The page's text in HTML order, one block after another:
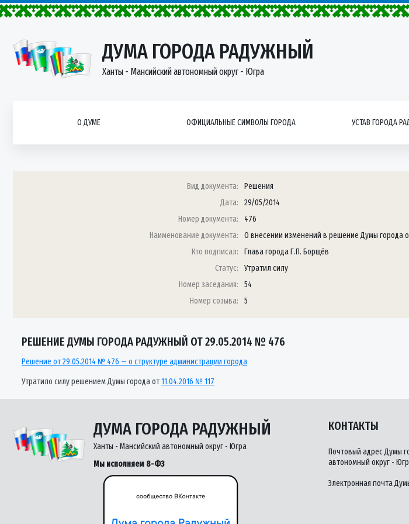
ДУМА ГОРОДА РАДУЖНЫЙ
Ханты - Мансийский автономный округ - Югра
О ДУМЕ ОФИЦИАЛЬНЫЕ СИМВОЛЫ ГОРОДА УСТАВ ГОРОДА
Вид документа:
Решения
Дата:
29/05/2014
Номер документа:
476
Наименование документа:
О внесении изменений в решение Думы города
Кто подписал:
Глава города Г.П. Борщёв
Статус:
Утратил силу
Номер заседания:
54
Номер созыва:
5
РЕШЕНИЕ ДУМЫ ГОРОДА РАДУЖНЫЙ ОТ 29.05.2014 № 476
Решение от 29.05.2014 № 476 — о структуре администрации города
Утратило силу решением Думы города от11.04.2016 № 117
ДУМА ГОРОДА РАДУЖНЫЙ
Ханты - Мансийский автономный округ - Югра
Мы исполняем 8-ФЗ
КОНТАКТЫ
Почтовый адрес Думы
автономный округ -
Электронная почта